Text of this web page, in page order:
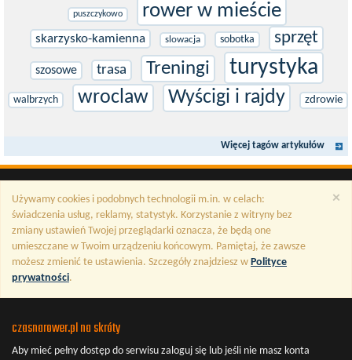
puszczykowo rower w mieście
skarzysko-kamienna slowacja sobotka sprzęt
szosowe trasa Treningi turystyka
walbrzych wroclaw Wyścigi i rajdy zdrowie
Więcej tagów artykułów
×
Używamy cookies i podobnych technologii m.in. w celach:
świadczenia usług, reklamy, statystyk. Korzystanie z witryny bez
zmiany ustawień Twojej przeglądarki oznacza, że będą one
umieszczane w Twoim urządzeniu końcowym. Pamiętaj, że zawsze
możesz zmienić te ustawienia. Szczegóły znajdziesz w Polityce
prywatności.
czasnarower.pl na skróty
Aby mieć pełny dostęp do serwisu zaloguj się lub jeśli nie masz konta